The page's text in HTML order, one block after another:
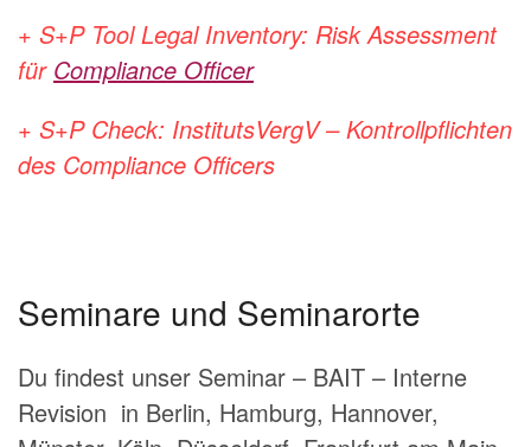
+ S+P Tool Legal Inventory: Risk Assessment
für Compliance Officer
+ S+P Check: InstitutsVergV – Kontrollpflichten
des Compliance Officers
Seminare und Seminarorte
Du findest unser Seminar – BAIT – Interne
Revision in Berlin, Hamburg, Hannover,